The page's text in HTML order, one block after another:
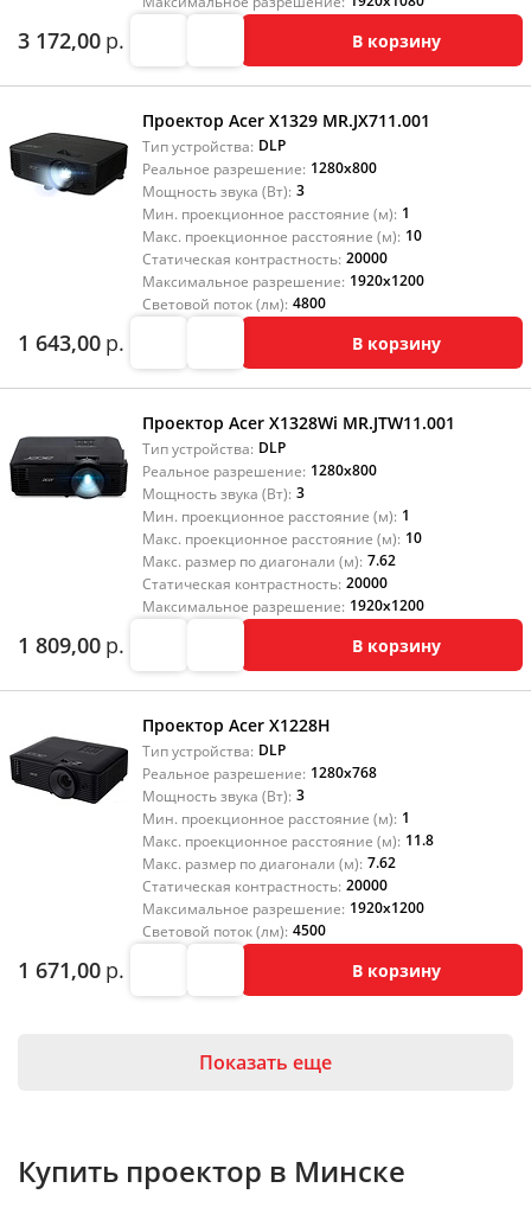
3 172,00 р. В корзину
Проектор Acer X1329 MR.JX711.001
Тип устройства: DLP
Реальное разрешение: 1280x800
Мощность звука (Вт): 3
Мин. проекционное расстояние (м): 1
Макс. проекционное расстояние (м): 10
Статическая контрастность: 20000
Максимальное разрешение: 1920x1200
Световой поток (лм): 4800
1 643,00 р. В корзину
Проектор Acer X1328Wi MR.JTW11.001
Тип устройства: DLP
Реальное разрешение: 1280x800
Мощность звука (Вт): 3
Мин. проекционное расстояние (м): 1
Макс. проекционное расстояние (м): 10
Макс. размер по диагонали (м): 7.62
Статическая контрастность: 20000
Максимальное разрешение: 1920x1200
1 809,00 р. В корзину
Проектор Acer X1228H
Тип устройства: DLP
Реальное разрешение: 1280x768
Мощность звука (Вт): 3
Мин. проекционное расстояние (м): 1
Макс. проекционное расстояние (м): 11.8
Макс. размер по диагонали (м): 7.62
Статическая контрастность: 20000
Максимальное разрешение: 1920x1200
Световой поток (лм): 4500
1 671,00 р. В корзину
Показать еще
Купить проектор в Минске